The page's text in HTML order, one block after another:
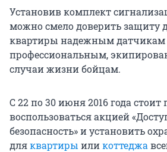
Установив комплект
можно смело доверить защиту
квартиры надежным датчикам
профессиональным,
случаи жизни бойцам.
С 22 по 30 июня 2016 года стоит
воспользоваться акцией
безопасность» и установить
дляквартиры иликоттеджа